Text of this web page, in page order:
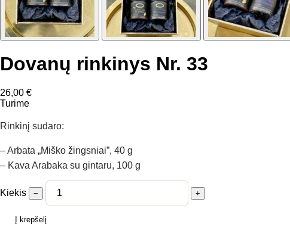
Dovanų rinkinys Nr. 33
26,00 €
Turime
Rinkinį sudaro:
– Arbata „Miško žingsniai”, 40 g
– Kava Arabaka su gintaru, 100 g
Kiekis − +
Į krepšelį